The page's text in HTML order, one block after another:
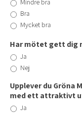
Mindre bra
Bra
Mycket bra
Har mötet gett dig
Ja
Nej
Upplever du Gröna
med ett attraktivt
Ja